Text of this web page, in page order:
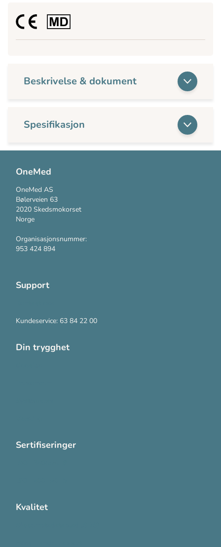
Beskrivelse & dokument
Spesifikasjon
OneMed
OneMed AS
Bølerveien 63
2020 Skedsmokorset
Norge
Organisasjonsnummer:
953 424 894
Support
Kundeservice: 63 84 22 00
Din trygghet
Sertifiseringer
Kvalitet